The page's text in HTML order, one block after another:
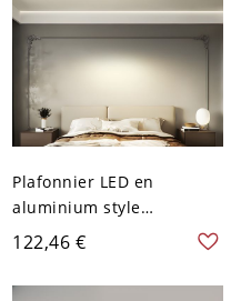
Plafonnier LED en
aluminium style
minimaliste géométrique
pour salon - 110 V-120 V
Noir 49,53 cm Blanc
122,46 €